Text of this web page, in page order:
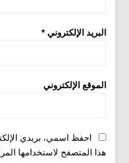
البريد الإلكتروني *
الموقع الإلكتروني
احفظ اسمي، بريدي
هذا المتصفح لاستخدامها